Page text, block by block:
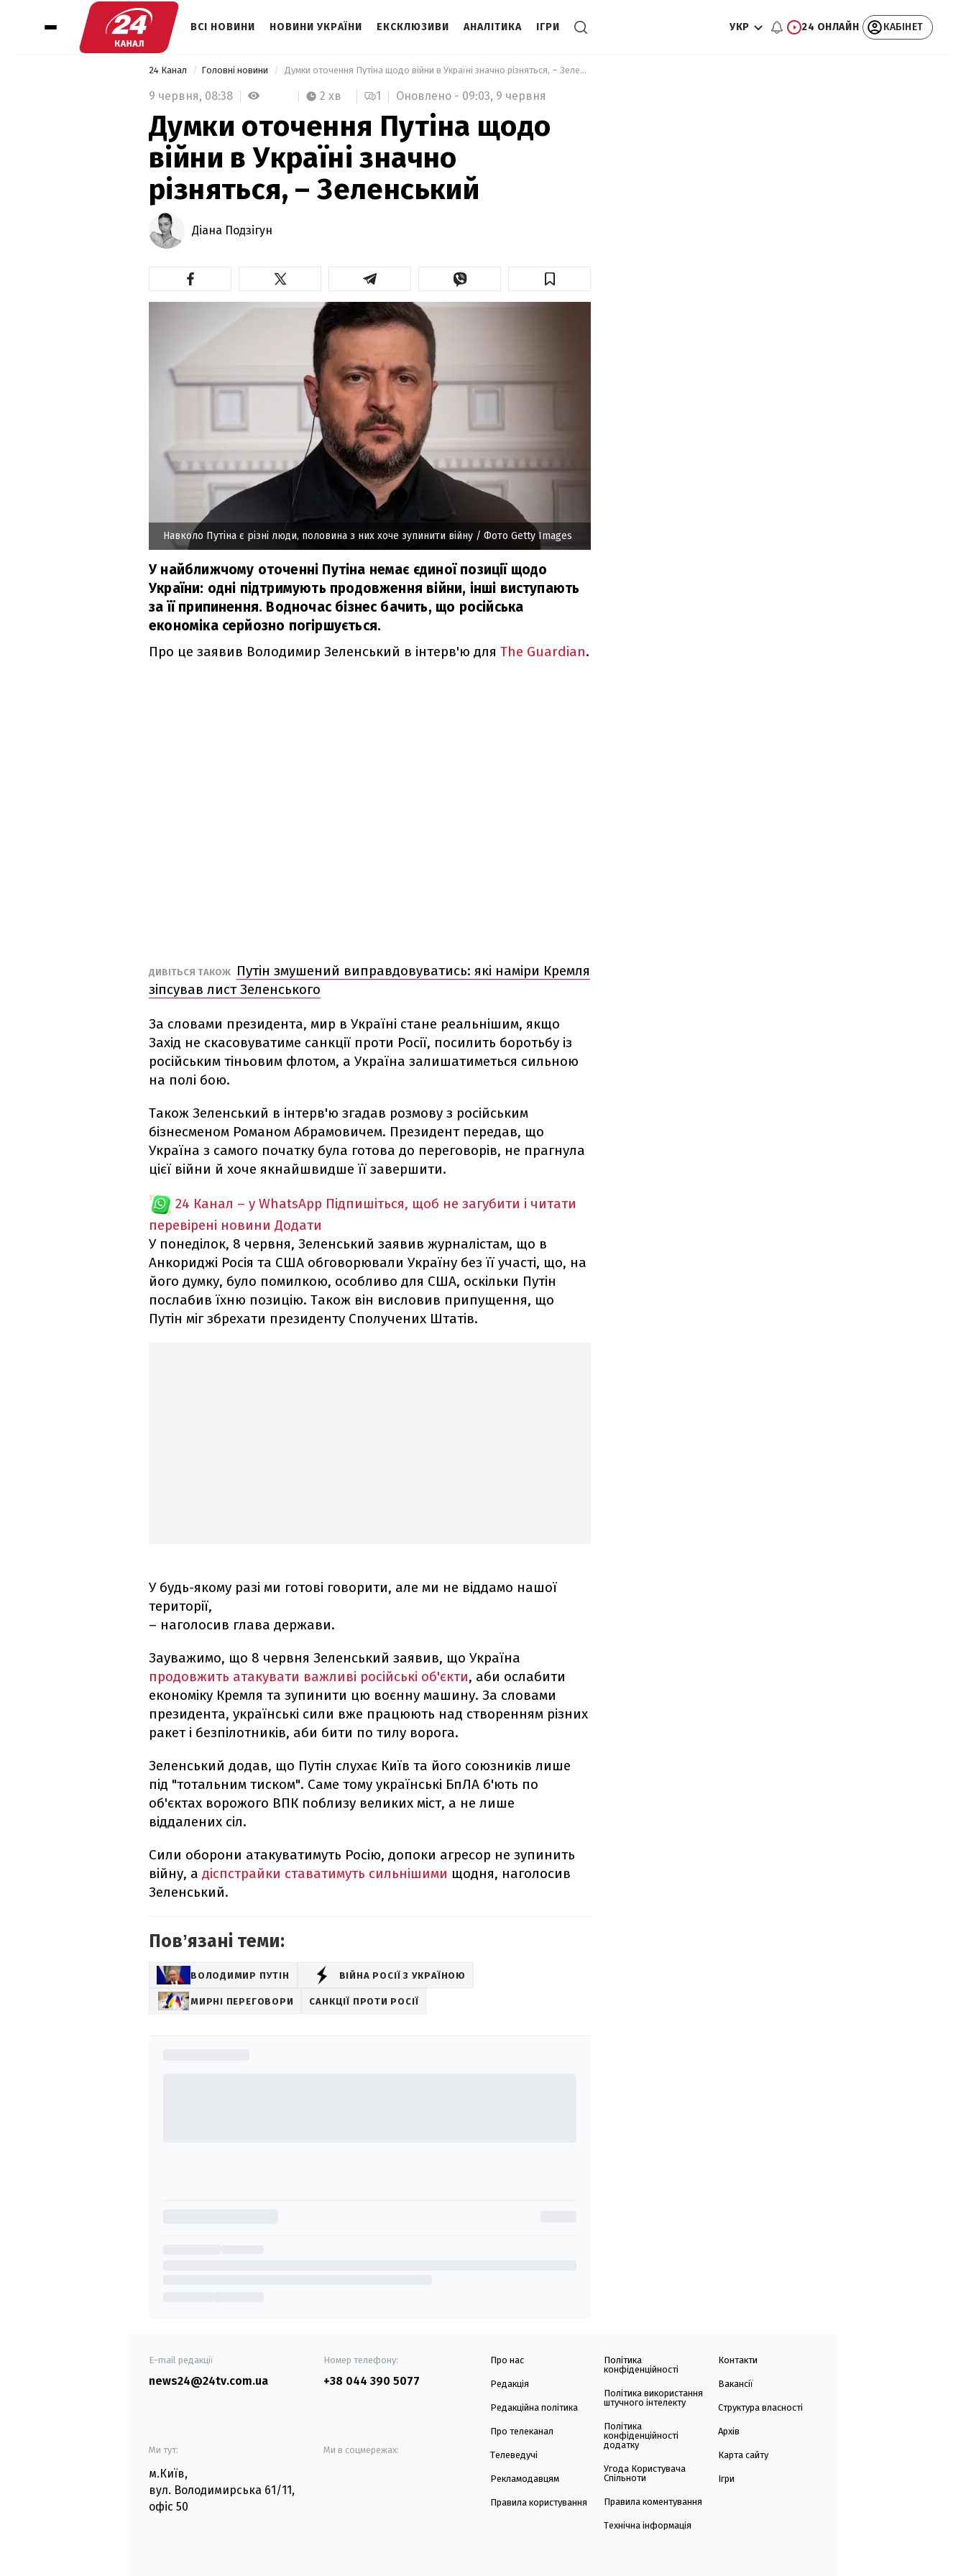
ВСІ НОВИНИ НОВИНИ УКРАЇНИ ЕКСКЛЮЗИВИ АНАЛІТИКА ІГРИ УКР 24 ОНЛАЙН КАБІНЕТ
24 Канал Головні новини Думки оточення Путіна щодо війни в Україні значно різняться, – Зеленський
9 червня, 08:38 2 хв 1 Оновлено - 09:03, 9 червня
Думки оточення Путіна щодо
війни в Україні значно
різняться, – Зеленський
Діана Подзігун
Навколо Путіна є різні люди, половина з них хоче зупинити війну / Фото Getty Images
У найближчому оточенні Путіна немає єдиної позиції щодо
України: одні підтримують продовження війни, інші виступають
за її припинення. Водночас бізнес бачить, що російська
економіка серйозно погіршується.
Про це заявив Володимир Зеленський в інтерв'ю для The Guardian.
ДИВІТЬСЯ ТАКОЖ
Путін змушений виправдовуватись: які наміри Кремля
зіпсував лист Зеленського
За словами президента, мир в Україні стане реальнішим, якщо
Захід не скасовуватиме санкції проти Росії, посилить боротьбу із
російським тіньовим флотом, а Україна залишатиметься сильною
на полі бою.
Також Зеленський в інтерв'ю згадав розмову з російським
бізнесменом Романом Абрамовичем. Президент передав, що
Україна з самого початку була готова до переговорів, не прагнула
цієї війни й хоче якнайшвидше її завершити.
24 Канал – у WhatsApp Підпишіться, щоб не загубити і читати
перевірені новини Додати
У понеділок, 8 червня, Зеленський заявив журналістам, що в
Анкориджі Росія та США обговорювали Україну без її участі, що, на
його думку, було помилкою, особливо для США, оскільки Путін
послабив їхню позицію. Також він висловив припущення, що
Путін міг збрехати президенту Сполучених Штатів.
У будь-якому разі ми готові говорити, але ми не віддамо нашої
території,
– наголосив глава держави.
Зауважимо, що 8 червня Зеленський заявив, що Україна
продовжить атакувати важливі російські об'єкти, аби ослабити
економіку Кремля та зупинити цю воєнну машину. За словами
президента, українські сили вже працюють над створенням різних
ракет і безпілотників, аби бити по тилу ворога.
Зеленський додав, що Путін слухає Київ та його союзників лише
під "тотальним тиском". Саме тому українські БпЛА б'ють по
об'єктах ворожого ВПК поблизу великих міст, а не лише
віддалених сіл.
Сили оборони атакуватимуть Росію, допоки агресор не зупинить
війну, а діспстрайки ставатимуть сильнішими щодня, наголосив
Зеленський.
Повʼязані теми:
ВОЛОДИМИР ПУТІН ВІЙНА РОСІЇ З УКРАЇНОЮ
МИРНІ ПЕРЕГОВОРИ САНКЦІЇ ПРОТИ РОСІЇ
E-mail редакції
news24@24tv.com.ua
Номер телефону:
+38 044 390 5077
Ми тут:
м.Київ,
вул. Володимирська 61/11,
офіс 50
Ми в соцмережах:
Про нас
Редакція
Редакційна політика
Про телеканал
Телеведучі
Рекламодавцям
Правила користування
Політика
конфіденційності
Політика використання
штучного інтелекту
Політика
конфіденційності
додатку
Угода Користувача
Спільноти
Правила коментування
Технічна інформація
Контакти
Вакансії
Структура власності
Архів
Карта сайту
Ігри